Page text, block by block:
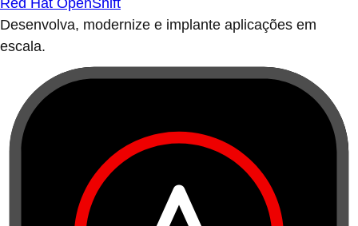
Red Hat OpenShift
Desenvolva, modernize e implante aplicações em
escala.